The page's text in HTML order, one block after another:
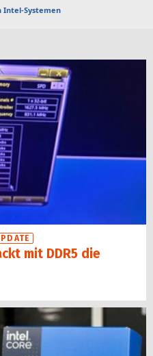
Intel-Systemen
mit DDR5 die